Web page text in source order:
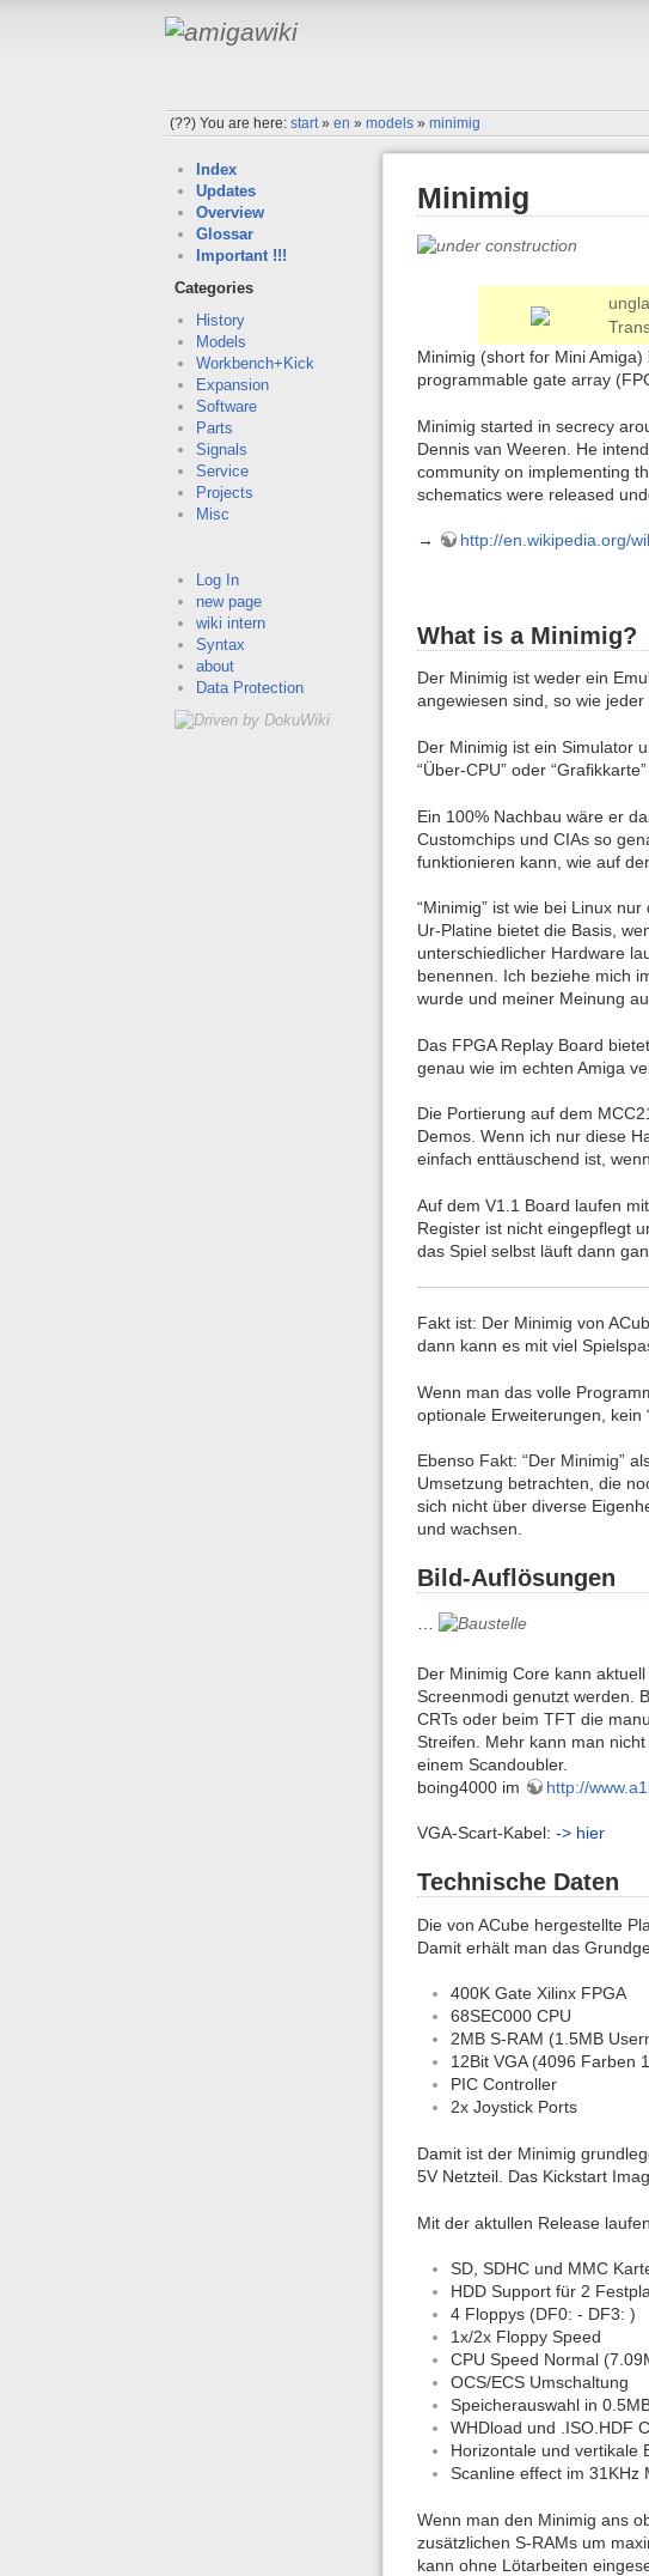
(??)You are here:start»en »models »minimig
Index
Updates
Overview
Glossar
Important !!!
Categories
History
Models
Workbench+Kick
Expansion
Software
Parts
Signals
Service
Projects
Misc
Log In
new page
wiki intern
Syntax
about
Data Protection
Minimig
Minimig (short for Mini
programmable gate array
Minimig started in secrecy
Dennis van Weeren. He
community on implementing
schematics were released
→ http://en.wikipedia.org/
What is a Minimig?
Der Minimig ist weder ein
angewiesen sind, so wie jeder
Der Minimig ist ein Simulator
“Über-CPU” oder
Ein 100% Nachbau wäre er
Customchips und CIAs so
funktionieren kann, wie auf
“Minimig” ist wie bei Linux
Ur-Platine bietet die Basis,
unterschiedlicher Hardware
benennen. Ich beziehe mich
wurde und meiner Meinung
Das FPGA Replay Board
genau wie im echten Amiga
Die Portierung auf dem
Demos. Wenn ich nur diese
einfach enttäuschend ist,
Auf dem V1.1 Board laufen
Register ist nicht eingepflegt
das Spiel selbst läuft dann
Fakt ist: Der Minimig von
dann kann es mit viel
Wenn man das volle
optionale Erweiterungen, kein
Ebenso Fakt: “Der Minimig”
Umsetzung betrachten, die
sich nicht über diverse
und wachsen.
Bild-Auflösungen
Der Minimig Core kann
Screenmodi genutzt werden.
CRTs oder beim TFT die
Streifen. Mehr kann man
einem Scandoubler.
boing4000 im
http://
VGA-Scart-Kabel: -> hier
Technische Daten
Die von ACube hergestellte
Damit erhält man das
400K Gate Xilinx FPGA
68SEC000 CPU
2MB S-RAM (1.5MB
12Bit VGA (4096 Farben
PIC Controller
2x Joystick Ports
Damit ist der Minimig
5V Netzteil. Das Kickstart
Mit der aktullen Release
SD, SDHC und MMC
HDD Support für 2
4 Floppys (DF0: - DF3: )
1x/2x Floppy Speed
CPU Speed Normal
OCS/ECS Umschaltung
Speicherauswahl in
WHDload und .ISO.HDF
Horizontale und vertikale
Scanline effect im 31KHz
Wenn man den Minimig ans
zusätzlichen S-RAMs um
kann ohne Lötarbeiten